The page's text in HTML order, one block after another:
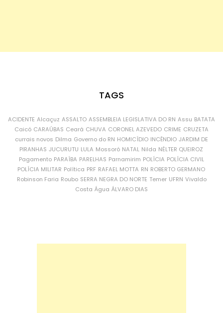
TAGS
ACIDENTE Alcaçuz ASSALTO ASSEMBLEIA LEGISLATIVA DO RN Assu BATATA
Caicó CARAÚBAS Ceará CHUVA CORONEL AZEVEDO CRIME CRUZETA
currais novos Dilma Governo do RN HOMICÍDIO INCÊNDIO JARDIM DE
PIRANHAS JUCURUTU LULA Mossoró NATAL Nilda NÉLTER QUEIROZ
Pagamento PARAÍBA PARELHAS Parnamirim POLÍCIA POLÍCIA CIVIL
POLÍCIA MILITAR Política PRF RAFAEL MOTTA RN ROBERTO GERMANO
Robinson Faria Roubo SERRA NEGRA DO NORTE Temer UFRN Vivaldo
Costa Água ÁLVARO DIAS